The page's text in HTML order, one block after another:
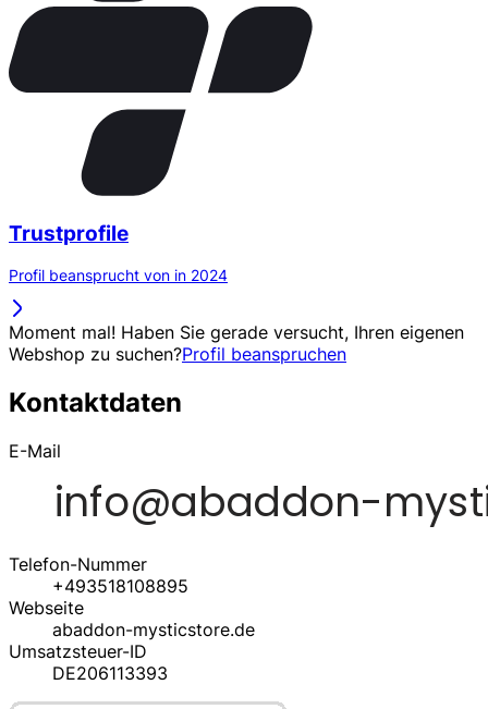
Trustprofile
Profil beansprucht von in 2024
Moment mal! Haben Sie gerade versucht, Ihren eigenen
Webshop zu suchen?Profil beanspruchen
Kontaktdaten
E-Mail
Telefon-Nummer
+493518108895
Webseite
abaddon-mysticstore.de
Umsatzsteuer-ID
DE206113393